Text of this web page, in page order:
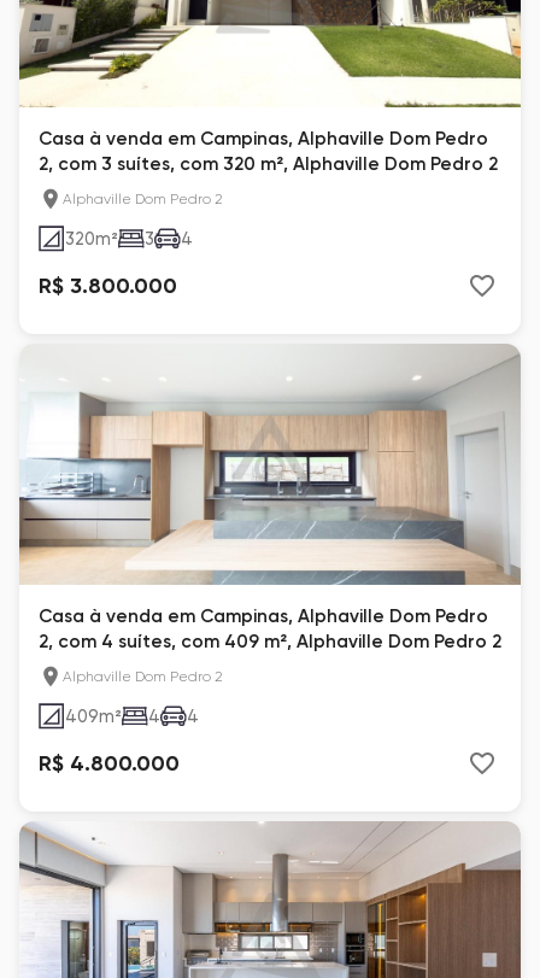
Casa à venda em Campinas, Alphaville Dom Pedro
2, com 3 suítes, com 320 m², Alphaville Dom Pedro 2
Alphaville Dom Pedro 2
320m² 3 4
R$ 3.800.000
Casa à venda em Campinas, Alphaville Dom Pedro
2, com 4 suítes, com 409 m², Alphaville Dom Pedro 2
Alphaville Dom Pedro 2
409m² 4 4
R$ 4.800.000